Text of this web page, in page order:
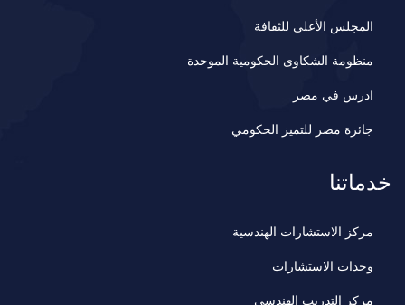
المجلس الأعلى للثقافة
منظومة الشكاوى الحكومية الموحدة
ادرس في مصر
جائزة مصر للتميز الحكومي
خدماتنا
مركز الاستشارات الهندسية
وحدات الاستشارات
مركز التدريب الهندسي